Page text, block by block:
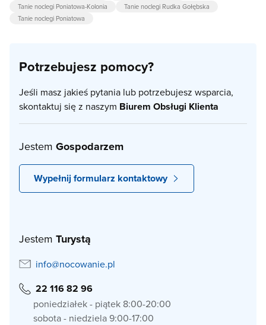
Tanie noclegi Poniatowa-Kolonia
Tanie noclegi Rudka Gołębska
Tanie noclegi Poniatowa
Potrzebujesz pomocy?
Jeśli masz jakieś pytania lub potrzebujesz wsparcia,
skontaktuj się z naszym Biurem Obsługi Klienta
Jestem Gospodarzem
Wypełnij formularz kontaktowy
Jestem Turystą
info@nocowanie.pl
22 116 82 96
poniedziałek - piątek 8:00-20:00
sobota - niedziela 9:00-17:00